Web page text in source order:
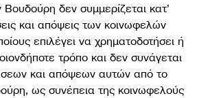
Βουδούρη δεν συμμερίζεται κατ’
και απόψεις των κοινωφελών
επιλέγει να χρηματοδοτήσει ή
τρόπο και δεν συνάγεται
και απόψεων αυτών από το
ως συνέπεια της κοινωφελούς